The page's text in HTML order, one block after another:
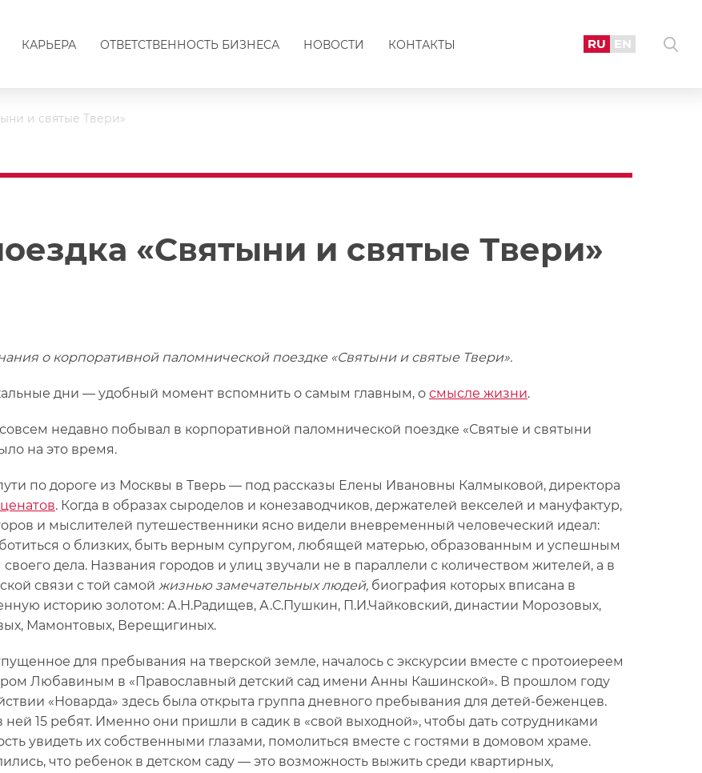
КАРЬЕРА ОТВЕТСТВЕННОСТЬ БИЗНЕСА НОВОСТИ КОНТАКТЫ RU EN
и святые Твери»
«Святыни и святые Твери»
о корпоративной паломнической поездке «Святыни и святые Твери».
дни — удобный момент вспомнить о самым главным, о смысле жизни.
совсем недавно побывал в корпоративной паломнической поездке «Святые и святыни
на это время.
по дороге из Москвы в Тверь — под рассказы Елены Ивановны Калмыковой, директора
. Когда в образах сыроделов и конезаводчиков, держателей векселей и мануфактур,
и мыслителей путешественники ясно видели вневременный человеческий идеал:
о близких, быть верным супругом, любящей матерью, образованным и успешным
дела. Названия городов и улиц звучали не в параллели с количеством жителей, а в
связи с той самой жизнью замечательных людей, биография которых вписана в
историю золотом: А.Н.Радищев, А.С.Пушкин, П.И.Чайковский, династии Морозовых,
Мамонтовых, Верещигиных.
для пребывания на тверской земле, началось с экскурсии вместе с протоиереем
Любавиным в «Православный детский сад имени Анны Кашинской». В прошлом году
«Новарда» здесь была открыта группа дневного пребывания для детей-беженцев.
ней 15 ребят. Именно они пришли в садик в «свой выходной», чтобы дать сотрудниками
увидеть их собственными глазами, помолиться вместе с гостями в домовом храме.
что ребенок в детском саду — это возможность выжить среди квартирных,